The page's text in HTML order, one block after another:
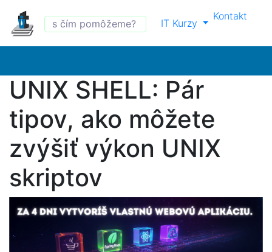
IT Kurzy
Kontakt
UNIX SHELL: Pár
tipov, ako môžete
zvýšiť výkon UNIX
skriptov